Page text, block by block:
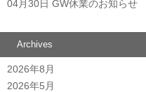
04月30日 GW休業のお知らせ
Archives
2026年8月
2026年5月